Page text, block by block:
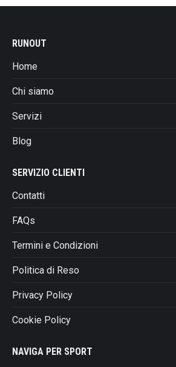
RUNOUT
Home
Chi siamo
Servizi
Blog
SERVIZIO CLIENTI
Contatti
FAQs
Termini e Condizioni
Politica di Reso
Privacy Policy
Cookie Policy
NAVIGA PER SPORT